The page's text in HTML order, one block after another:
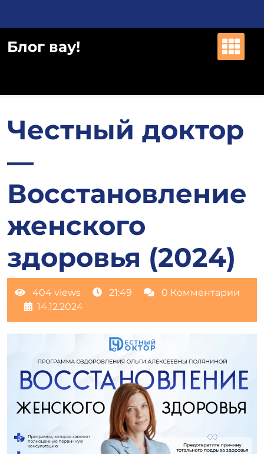
Блог вау!
Честный доктор
—
Восстановление
женского
здоровья (2024)
404 views 21:49
0 Комментарии
14.12.2024